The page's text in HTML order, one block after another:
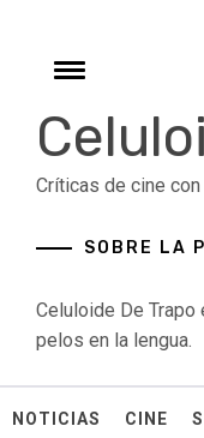
contentToggle
Críticas de cine
SOBRE LA
Celuloide De
pelos en la lengua.
NOTICIAS CINE